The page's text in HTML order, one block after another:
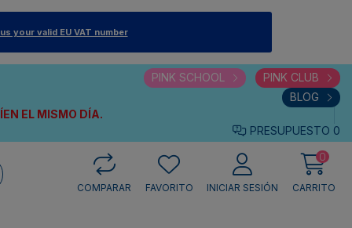
your valid EU VAT number
EL MISMO DÍA.
PINK SCHOOL
PINK CLUB
BLOG
PRESUPUESTO 0
COMPARAR
FAVORITO INICIAR SESIÓN
0
CARRITO